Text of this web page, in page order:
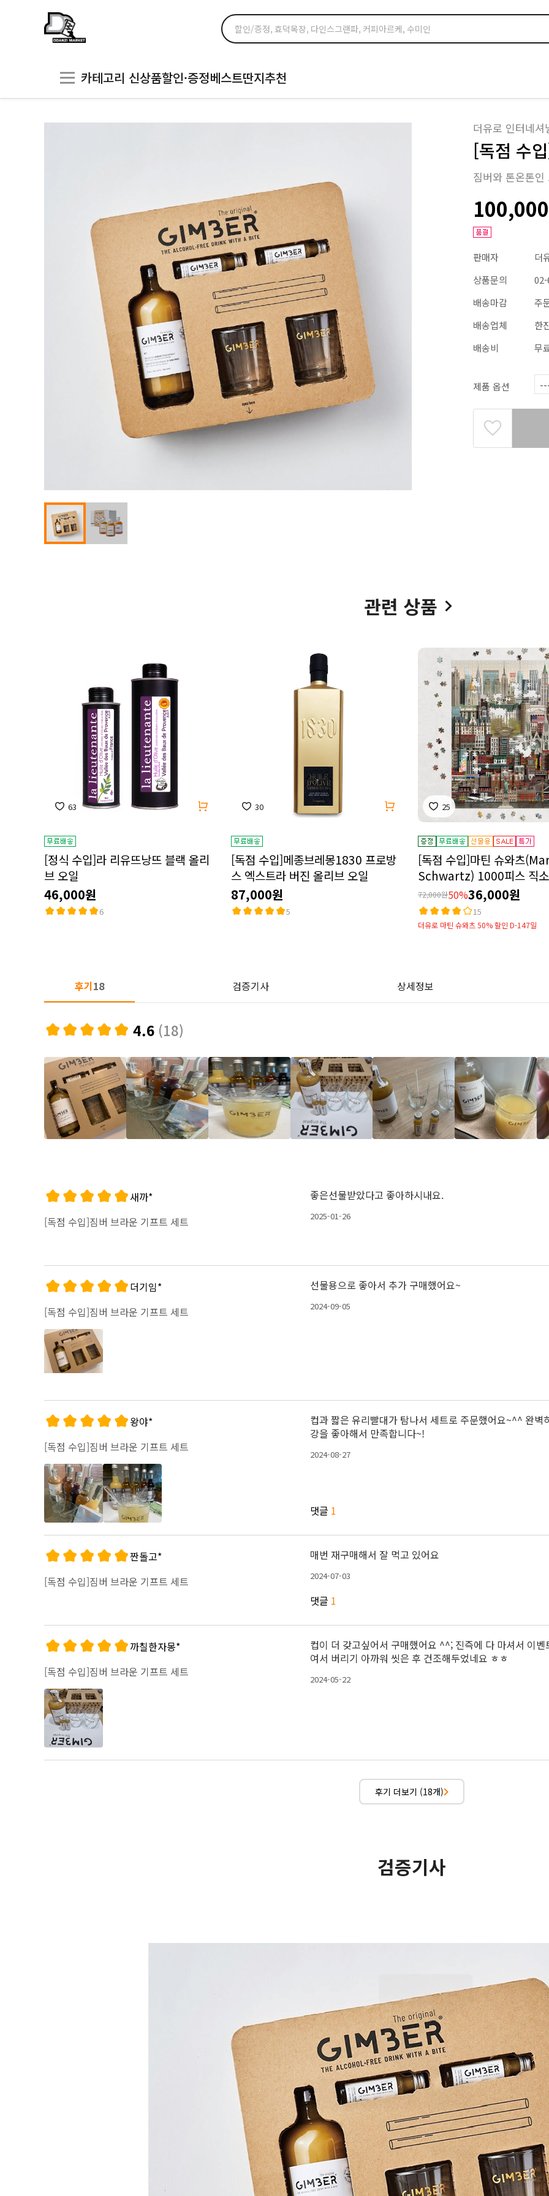
카테고리 신상품할인·증정베스트딴지추천
더유로 인터네셔
[독점 수
짐버와 톤온톤
판매자
더
상품문의
배송마감
주
배송업체
한
배송비
무
제품 옵션
관련 상품
63
[정식 수입]라 리유뜨낭뜨 블랙 올리
브 오일
46,000원
6
30
[독점 수입]메종브레몽1830 프로방
스 엑스트라 버진 올리브 오일
87,000원
5
25
[독점 수입]마틴 슈와츠
Schwartz) 1000피스 직
72,000원50%36,000원
15
더유로 마틴 슈와츠 50% 할인 D-147일
후기18 검증기사 상세정보
4.6 (18)
새까*
[독점 수입]짐버 브라운 기프트 세트
좋은선물받았다고 좋아하시내요.
2025-01-26
더기임*
[독점 수입]짐버 브라운 기프트 세트
선물용으로 좋아서 추가 구매했어요~
2024-09-05
왕야*
[독점 수입]짐버 브라운 기프트 세트
컵과 짧은 유리빨대가 탐나서 세트로 주문했어요~^^ 완
강을 좋아해서 만족합니다~!
2024-08-27
댓글 1
짠돌고*
[독점 수입]짐버 브라운 기프트 세트
매번 재구매해서 잘 먹고 있어요
2024-07-03
댓글 1
까칠한자몽*
[독점 수입]짐버 브라운 기프트 세트
컵이 더 갖고싶어서 구매했어요 ^^; 진즉에 다 마셔서 이
여서 버리기 아까워 씻은 후 건조해두었네요 ㅎㅎ
2024-05-22
후기 더보기 (18개)
검증기사